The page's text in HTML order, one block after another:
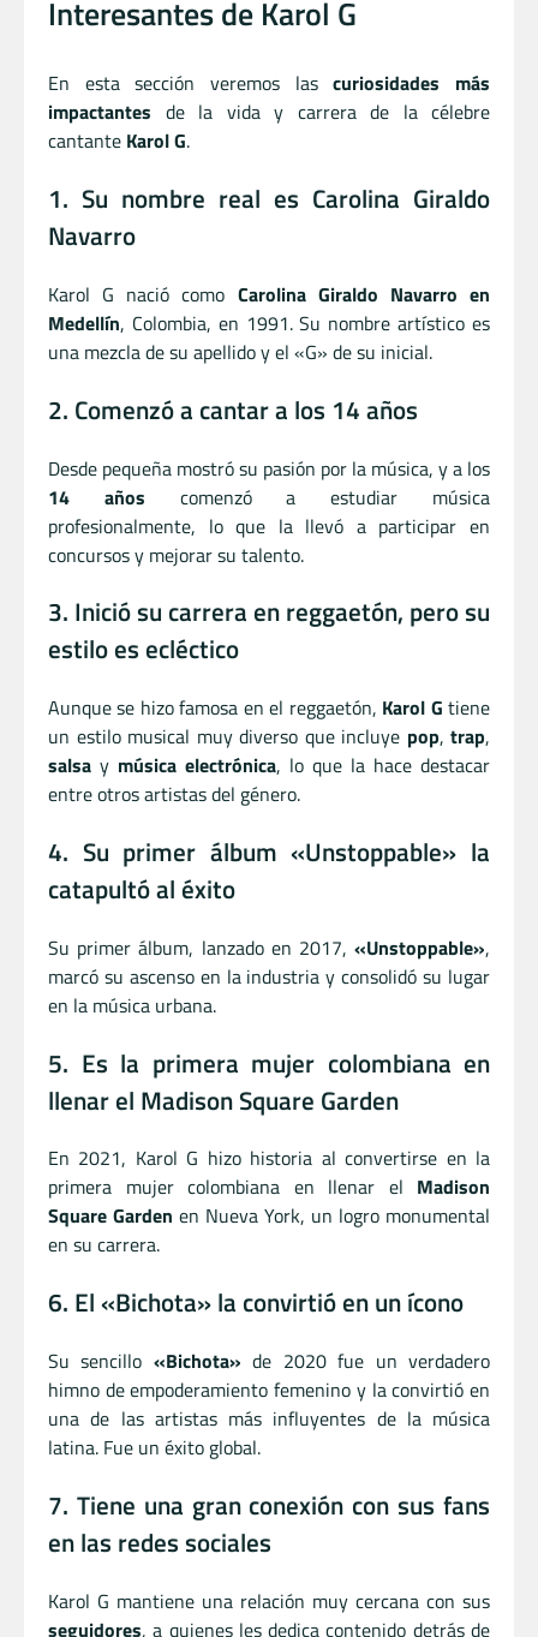
Interesantes de Karol G
En esta sección veremos lascuriosidades más
impactantes de la vida y carrera de la célebre
cantante Karol G.
1. Su nombre real es Carolina Giraldo
Navarro
Karol G nació como Carolina Giraldo Navarro en
Medellín, Colombia, en 1991. Su nombre artístico es
una mezcla de su apellido y el «G» de su inicial.
2. Comenzó a cantar a los 14 años
Desde pequeña mostró su pasión por la música, y a los
14 años comenzó a estudiar música
profesionalmente, lo que la llevó a participar en
concursos y mejorar su talento.
3. Inició su carrera en reggaetón, pero su
estilo es ecléctico
Aunque se hizo famosa en el reggaetón, Karol G tiene
un estilo musical muy diverso que incluye pop, trap,
salsa y música electrónica, lo que la hace destacar
entre otros artistas del género.
4. Su primer álbum «Unstoppable» la
catapultó al éxito
Su primer álbum, lanzado en 2017, «Unstoppable»,
marcó su ascenso en la industria y consolidó su lugar
en la música urbana.
5. Es la primera mujer colombiana en
llenar el Madison Square Garden
En 2021, Karol G hizo historia al convertirse en la
primera mujer colombiana en llenar el Madison
Square Garden en Nueva York, un logro monumental
en su carrera.
6. El «Bichota» la convirtió en un ícono
Su sencillo «Bichota» de 2020 fue un verdadero
himno de empoderamiento femenino y la convirtió en
una de las artistas más influyentes de la música
latina. Fue un éxito global.
7. Tiene una gran conexión con sus fans
en las redes sociales
Karol G mantiene una relación muy cercana con sus
seguidores, a quienes les dedica contenido detrás de